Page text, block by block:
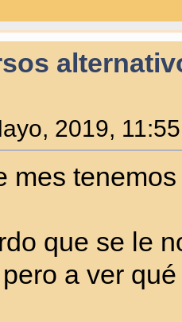
2019,
mes
que se le
a ver